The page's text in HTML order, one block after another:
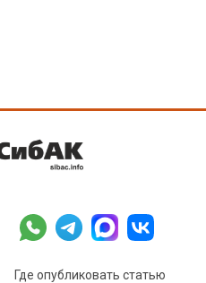
Где опубликовать статью